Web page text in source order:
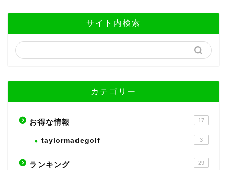
サイト内検索
カテゴリー
お得な情報 17
taylormadegolf 3
ランキング 29